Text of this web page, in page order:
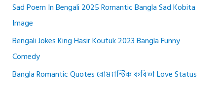
Sad Poem In Bengali 2025 Romantic Bangla Sad Kobita
Image
Bengali Jokes King Hasir Koutuk 2023 Bangla Funny
Comedy
Bangla Romantic Quotes রোম্যান্টিক কবিতা Love Status